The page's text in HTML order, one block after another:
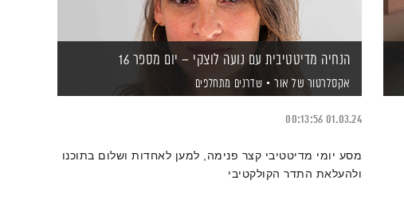
הנחיה מדיטטיבית עם נועה לוצקי – יום מספר 16
אקסלרטור של אור שדרנים מתחלפים
01.03.24
00:13:56
מסע יומי מדיטטיבי קצר פנימה, למען לאחדות ושלום בתוכנו
ולהעלאת התדר הקולקטיבי